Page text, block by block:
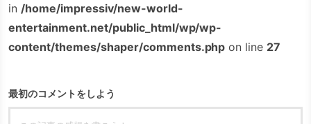
in /home/impressiv/new-world-
entertainment.net/public_html/wp/wp-
content/themes/shaper/comments.php on line 27
最初のコメントをしよう